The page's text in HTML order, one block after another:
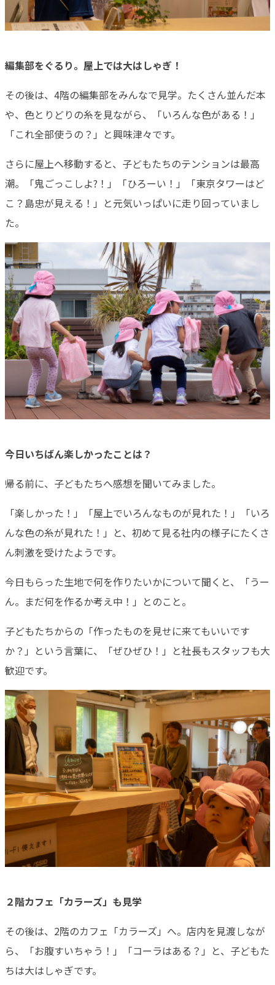
編集部をぐるり。屋上では大はしゃぎ！
その後は、4階の編集部をみんなで見学。たくさん並んだ本
や、色とりどりの糸を見ながら、「いろんな色がある！」
「これ全部使うの？」と興味津々です。
さらに屋上へ移動すると、子どもたちのテンションは最高
潮。「鬼ごっこしよ?！」「ひろーい！」「東京タワーはど
こ？島忠が見える！」と元気いっぱいに走り回っていまし
た。
今日いちばん楽しかったことは？
帰る前に、子どもたちへ感想を聞いてみました。
「楽しかった！」「屋上でいろんなものが見れた！」「いろ
んな色の糸が見れた！」と、初めて見る社内の様子にたくさ
ん刺激を受けたようです。
今日もらった生地で何を作りたいかについて聞くと、「うー
ん。まだ何を作るか考え中！」とのこと。
子どもたちからの「作ったものを見せに来てもいいです
か？」という言葉に、「ぜひぜひ！」と社長もスタッフも大
歓迎です。
２階カフェ「カラーズ」も見学
その後は、2階のカフェ「カラーズ」へ。店内を見渡しなが
ら、「お腹すいちゃう！」「コーラはある？」と、子どもた
ちは大はしゃぎです。